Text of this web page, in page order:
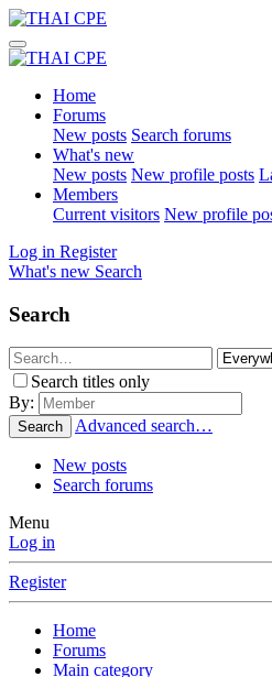
Home
Forums
New posts Search forums
What's new
New posts New profile posts
Members
Current visitors New profile
Log in Register
What's new Search
Search
Search titles only
By:
Search Advanced search…
New posts
Search forums
Menu
Log in
Register
Home
Forums
Main category